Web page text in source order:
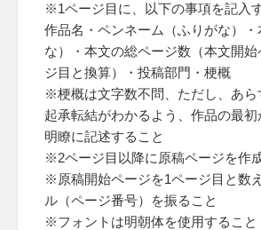
※1ページ目に、以下の事項を記入
作品名・ペンネーム（ふりがな）
な）・本文の総ページ数（本文開
ジ目と換算）・投稿部門・梗概
※梗概は文字数不問、ただし、あら
起承転結がわかるよう、作品の最
明瞭に記述すること
※2ページ目以降に原稿ページを作
※原稿開始ページを1ページ目と数
ル（ページ番号）を振ること
※フォントは明朝体を使用すること